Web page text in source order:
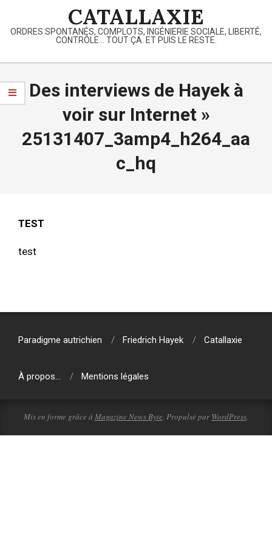
content
CATALLAXIE
ORDRES SPONTANÉS, COMPLOTS, INGÉNIERIE SOCIALE, LIBERTÉ,
CONTRÔLE… TOUT ÇA. ET PUIS LE RESTE.
Primary
Menu
Des interviews de Hayek à
voir sur Internet »
25131407_3amp4_h264_aa
c_hq
TEST
test
11-
Paradigme autrichien
Friedrich Hayek Catallaxie
À propos… Mentions légales
Mis en forme grâce à Magazine News Byte. Propulsé par WordPress.